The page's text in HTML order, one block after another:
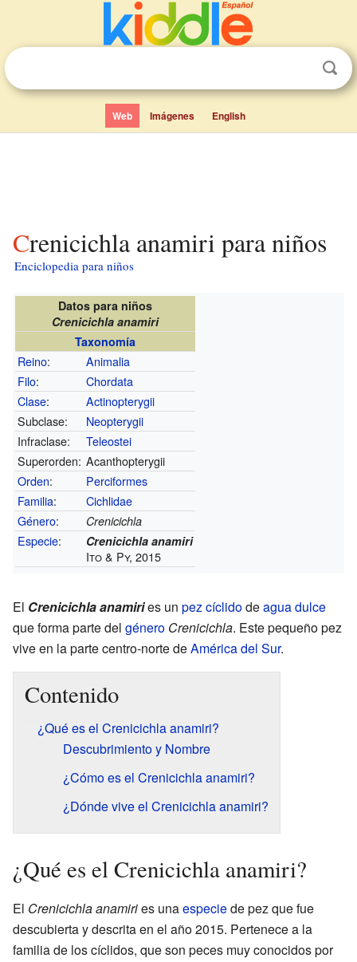
Web Imágenes English
Crenicichla anamiri para niños
Enciclopedia para niños
Datos para niños
Crenicichla anamiri
Taxonomía
Reino:
Animalia
Filo:
Chordata
Clase:
Actinopterygii
Subclase:
Neopterygii
Infraclase:
Teleostei
Superorden: Acanthopterygii
Orden:
Perciformes
Familia:
Cichlidae
Género: Crenicichla
Especie: Crenicichla anamiri
Ito & Py, 2015
El Crenicichla anamiries un pezcíclidodeagua dulce
que forma parte del género Crenicichla. Este pequeño pez
vive en la parte centro-norte deAmérica del Sur.
Contenido
¿Qué es el Crenicichla anamiri?
Descubrimiento y Nombre
¿Cómo es el Crenicichla anamiri?
¿Dónde vive el Crenicichla anamiri?
¿Qué es el Crenicichla anamiri?
El Crenicichla anamiries unaespeciede pez que fue
descubierta y descrita en el año 2015. Pertenece a la
familia de los cíclidos, que son peces muy conocidos por